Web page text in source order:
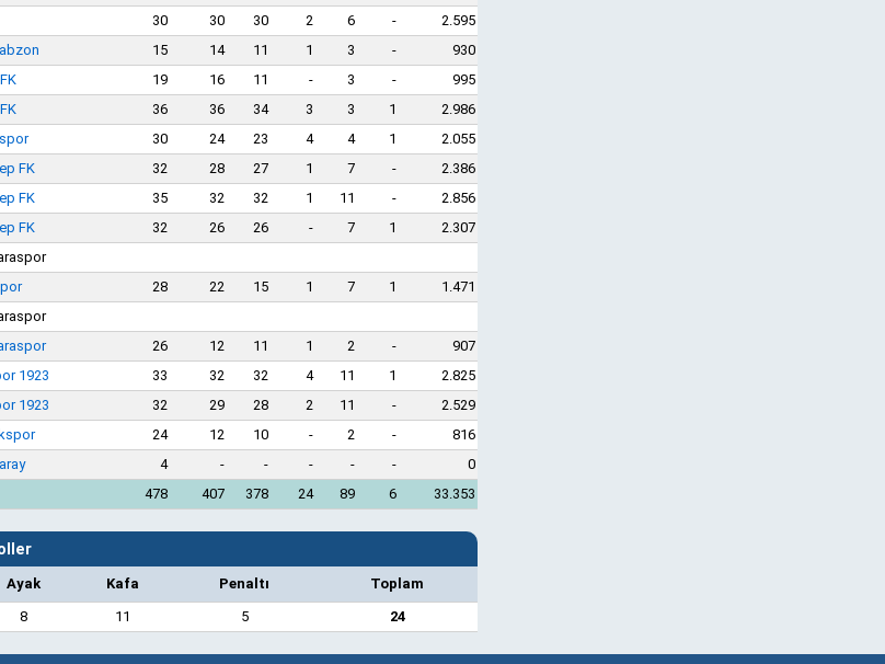
30 30 30 2 6 -
2.595
15 14 11 1 3 -
930
19 16 11 - 3 -
995
36 36 34 3 3 1
2.986
30 24 23 4 4 1
2.055
FK 32 28 27 1 7 -
2.386
FK 35 32 32 1 11 -
2.856
FK 32 26 26 - 7 1
2.307
28 22 15 1 7 1
1.471
26 12 11 1 2 -
907
1923 33 32 32 4 11 1
2.825
1923 32 29 28 2 11 -
2.529
24 12 10 - 2 -
816
4 - - - - -
0
478 407 378 24 89 6 33.353
Ayak Kafa Penaltı
Toplam
8 11 5 24